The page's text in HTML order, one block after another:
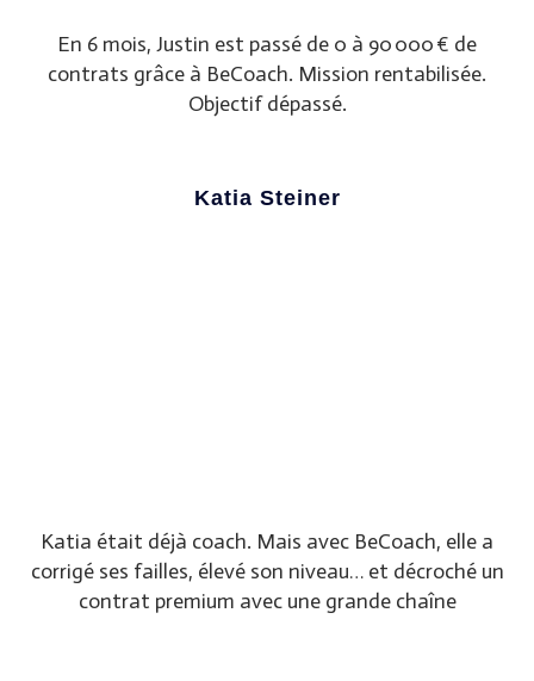
En 6 mois, Justin est passé de 0 à 90 000 € de
contrats grâce à BeCoach. Mission rentabilisée.
Objectif dépassé.
Katia Steiner
Katia était déjà coach. Mais avec BeCoach, elle a
corrigé ses failles, élevé son niveau… et décroché un
contrat premium avec une grande chaîne